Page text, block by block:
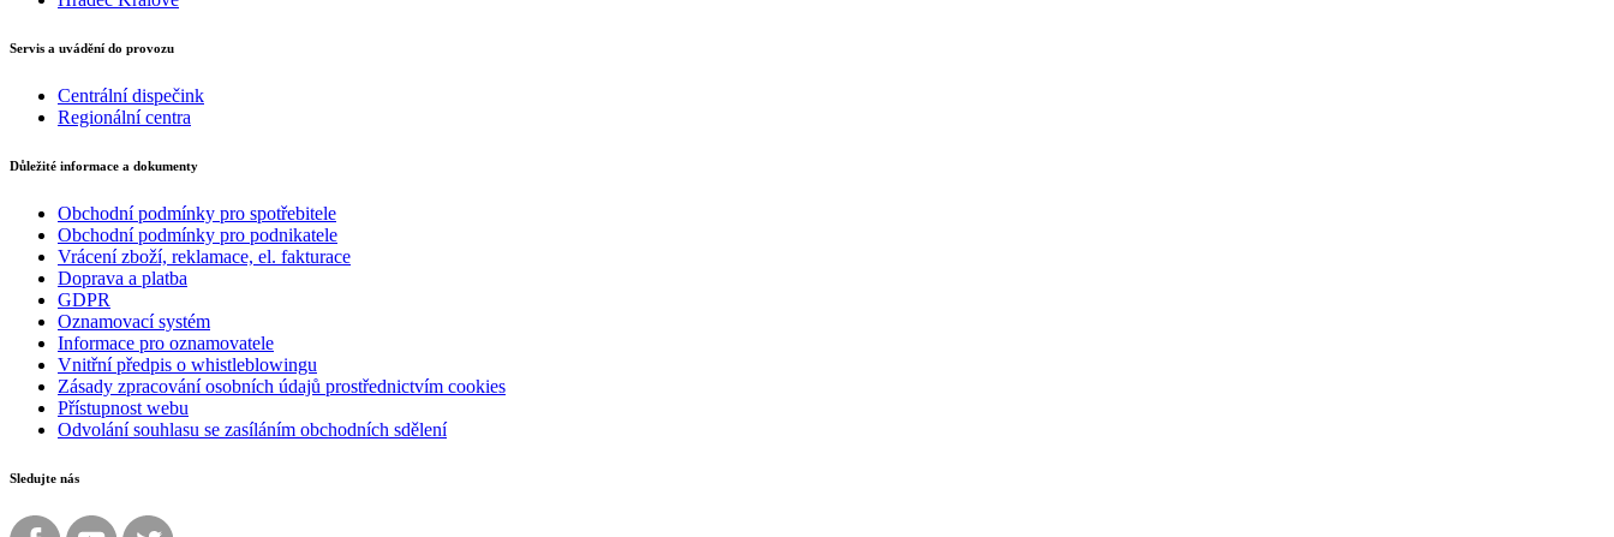
Servis a uvádění do provozu
Centrální dispečink
Regionální centra
Důležité informace a dokumenty
Obchodní podmínky pro spotřebitele
Obchodní podmínky pro podnikatele
Vrácení zboží, reklamace, el. fakturace
Doprava a platba
GDPR
Oznamovací systém
Informace pro oznamovatele
Vnitřní předpis o whistleblowingu
Zásady zpracování osobních údajů prostřednictvím cookies
Přístupnost webu
Odvolání souhlasu se zasíláním obchodních sdělení
Sledujte nás